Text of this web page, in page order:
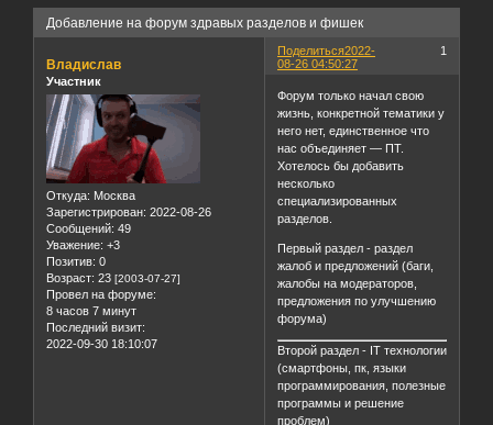
Добавление на форум здравых разделов и фишек
Поделиться 1
2022-
08-26 04:50:27
Владислав
Участник
Откуда: Москва
Зарегистрирован: 2022-08-26
Сообщений: 49
Уважение: +3
Позитив: 0
Возраст: 23 [2003-07-27]
Провел на форуме:
8 часов 7 минут
Последний визит:
2022-09-30 18:10:07
Форум только начал свою
жизнь, конкретной тематики у
него нет, единственное что
нас объединяет — ПТ.
Хотелось бы добавить
несколько
специализированных
разделов.
Первый раздел - раздел
жалоб и предложений (баги,
жалобы на модераторов,
предложения по улучшению
форума)
Второй раздел - IT технологии
(смартфоны, пк, языки
программирования, полезные
программы и решение
проблем)